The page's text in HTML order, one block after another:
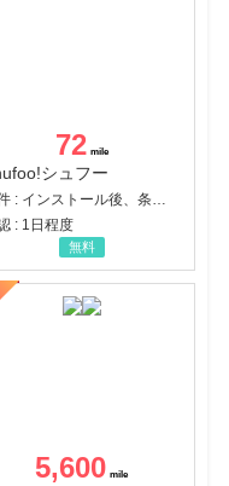
72
シュフー
条件 : インストール後、条件達成
: 1日程度
無料
5,600